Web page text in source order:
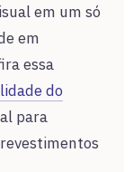
em um só
em
essa
do
para